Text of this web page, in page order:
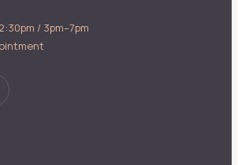
/ 3pm–7pm